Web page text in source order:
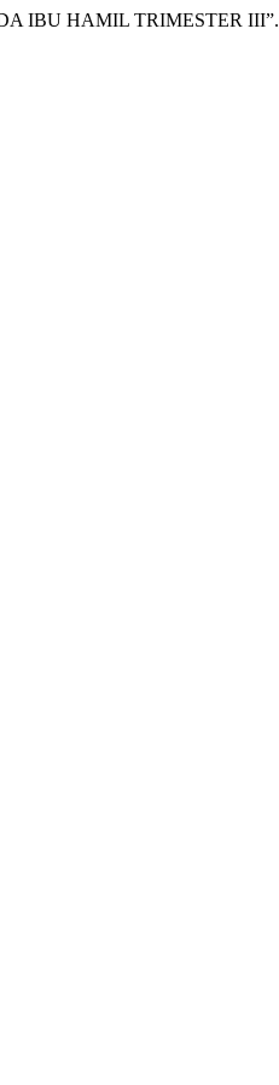
IBU HAMIL TRIMESTER III”.